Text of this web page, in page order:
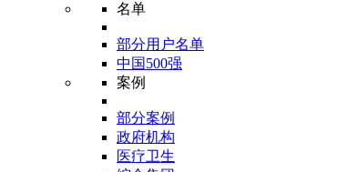
名单
部分用户名单
中国500强
案例
部分案例
政府机构
医疗卫生